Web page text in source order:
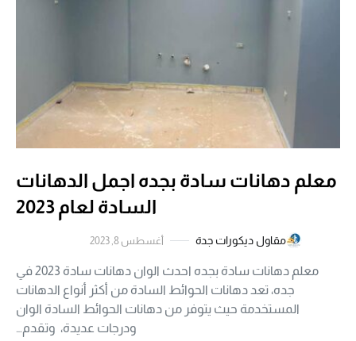
معلم دهانات سادة بجده اجمل الدهانات
السادة لعام 2023
مقاول ديكورات جدة أغسطس 8, 2023
معلم دهانات سادة بجده احدث الوان دهانات سادة 2023 في
جده، تعد دهانات الحوائط السادة من أكثر أنواع الدهانات
المستخدمة حيث يتوفر من دهانات الحوائط السادة الوان
ودرجات عديدة، وتقدم…